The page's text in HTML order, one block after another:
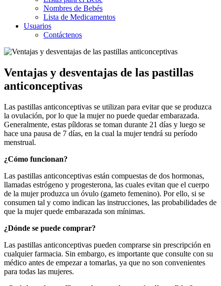
Nombres de Bebés
Lista de Medicamentos
Usuarios
Contáctenos
Ventajas y desventajas de las pastillas
anticonceptivas
Las pastillas anticonceptivas se utilizan para evitar que se produzca
la ovulación, por lo que la mujer no puede quedar embarazada.
Generalmente, estas píldoras se toman durante 21 días y luego se
hace una pausa de 7 días, en la cual la mujer tendrá su período
menstrual.
¿Cómo funcionan?
Las pastillas anticonceptivas están compuestas de dos hormonas,
llamadas estrógeno y progesterona, las cuales evitan que el cuerpo
de la mujer produzca un óvulo (gameto femenino). Por ello, si se
consumen tal y como indican las instrucciones, las probabilidades de
que la mujer quede embarazada son mínimas.
¿Dónde se puede comprar?
Las pastillas anticonceptivas pueden comprarse sin prescripción en
cualquier farmacia. Sin embargo, es importante que consulte con su
médico antes de empezar a tomarlas, ya que no son convenientes
para todas las mujeres.